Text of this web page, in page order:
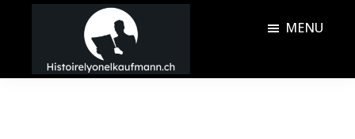
principal
barreHistoire
MENU